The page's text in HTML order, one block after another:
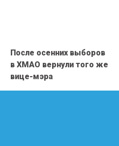
После осенних выборов
в ХМАО вернули того же
вице-мэра